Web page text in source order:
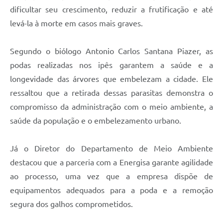
dificultar seu crescimento, reduzir a frutificação e até
levá-la à morte em casos mais graves.
Segundo o biólogo Antonio Carlos Santana Piazer, as
podas realizadas nos ipês garantem a saúde e a
longevidade das árvores que embelezam a cidade. Ele
ressaltou que a retirada dessas parasitas demonstra o
compromisso da administração com o meio ambiente, a
saúde da população e o embelezamento urbano.
Já o Diretor do Departamento de Meio Ambiente
destacou que a parceria com a Energisa garante agilidade
ao processo, uma vez que a empresa dispõe de
equipamentos adequados para a poda e a remoção
segura dos galhos comprometidos.